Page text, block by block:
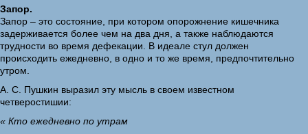
Запор.
Запор – это состояние, при котором опорожнение кишечника
задерживается более чем на два дня, а также наблюдаются
трудности во время дефекации. В идеале стул должен
происходить ежедневно, в одно и то же время, предпочтительно
утром.
А. С. Пушкин выразил эту мысль в своем известном
четверостишии:
« Кто ежедневно по утрам